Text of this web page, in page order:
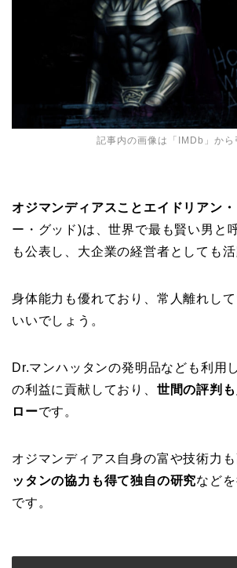
記事内の画像は「 IMDb 」から
オジマンディアスことエイドリアン・
ー・グッド)は、世界で最も賢い男と
も公表し、大企業の経営者としても活
身体能力も優れており、常人離れし
いいでしょう。
Dr.マンハッタンの発明品なども利用
の利益に貢献しており、 世間の評判
ローです。
オジマンディアス自身の富や技術力も
ッタンの協力も得て独自の研究など
です。